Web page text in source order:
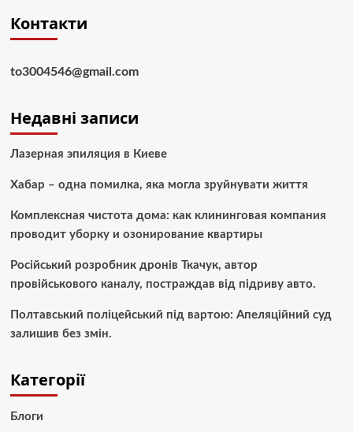
Контакти
to3004546@gmail.com
Недавні записи
Лазерная эпиляция в Киеве
Хабар – одна помилка, яка могла зруйнувати життя
Комплексная чистота дома: как клининговая компания
проводит уборку и озонирование квартиры
Російський розробник дронів Ткачук, автор
провійськового каналу, постраждав від підриву авто.
Полтавський поліцейський під вартою: Апеляційний суд
залишив без змін.
Категорії
Блоги